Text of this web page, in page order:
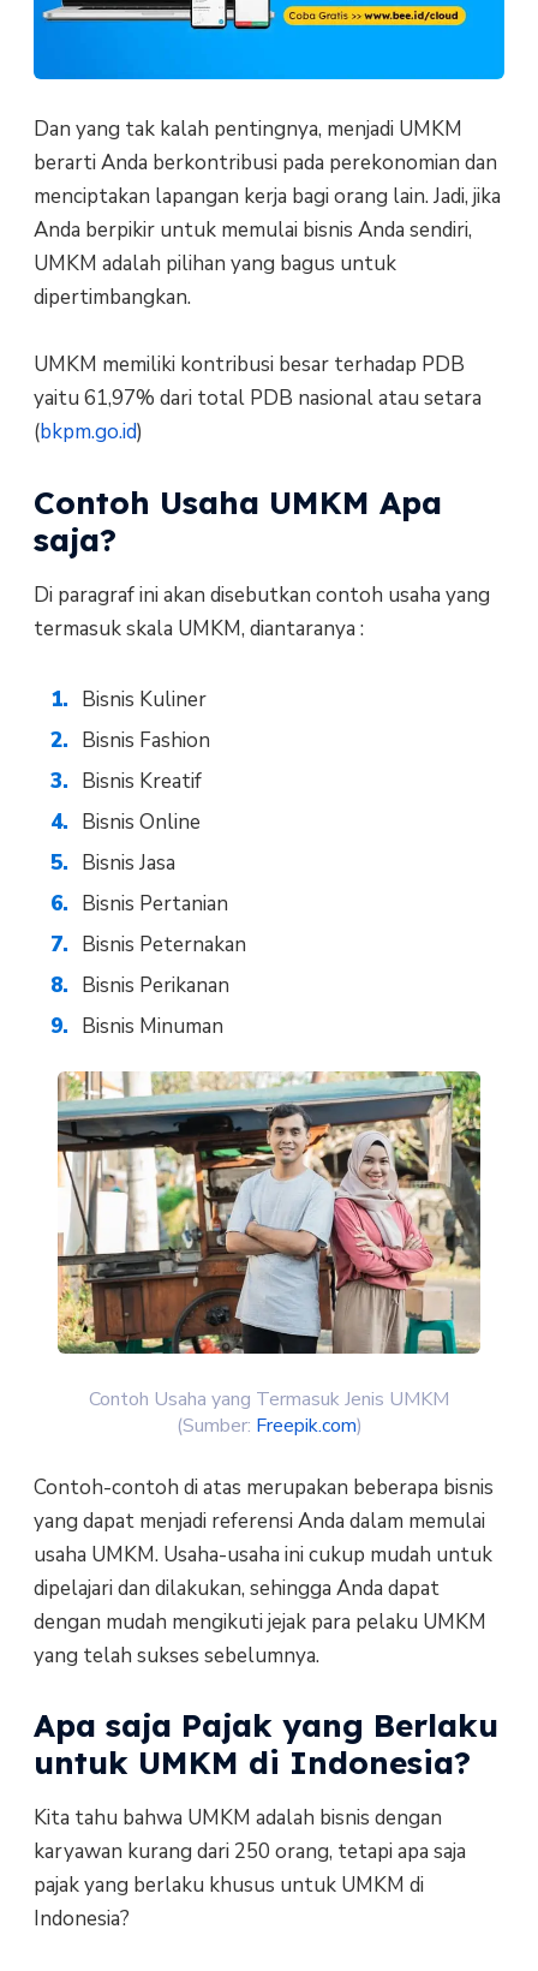
Dan yang tak kalah pentingnya, menjadi UMKM
berarti Anda berkontribusi pada perekonomian dan
menciptakan lapangan kerja bagi orang lain. Jadi, jika
Anda berpikir untuk memulai bisnis Anda sendiri,
UMKM adalah pilihan yang bagus untuk
dipertimbangkan.
UMKM memiliki kontribusi besar terhadap PDB
yaitu 61,97% dari total PDB nasional atau setara
(bkpm.go.id)
Contoh Usaha UMKM Apa
saja?
Di paragraf ini akan disebutkan contoh usaha yang
termasuk skala UMKM, diantaranya :
Bisnis Kuliner
Bisnis Fashion
Bisnis Kreatif
Bisnis Online
Bisnis Jasa
Bisnis Pertanian
Bisnis Peternakan
Bisnis Perikanan
Bisnis Minuman
Contoh Usaha yang Termasuk Jenis UMKM
(Sumber: Freepik.com)
Contoh-contoh di atas merupakan beberapa bisnis
yang dapat menjadi referensi Anda dalam memulai
usaha UMKM. Usaha-usaha ini cukup mudah untuk
dipelajari dan dilakukan, sehingga Anda dapat
dengan mudah mengikuti jejak para pelaku UMKM
yang telah sukses sebelumnya.
Apa saja Pajak yang Berlaku
untuk UMKM di Indonesia?
Kita tahu bahwa UMKM adalah bisnis dengan
karyawan kurang dari 250 orang, tetapi apa saja
pajak yang berlaku khusus untuk UMKM di
Indonesia?